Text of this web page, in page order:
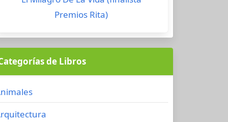
Premios Rita)
de Libros